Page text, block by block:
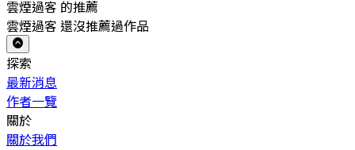
雲煙過客 的推薦
雲煙過客 還沒推薦過作品
探索
最新消息
作者一覽
關於
關於我們